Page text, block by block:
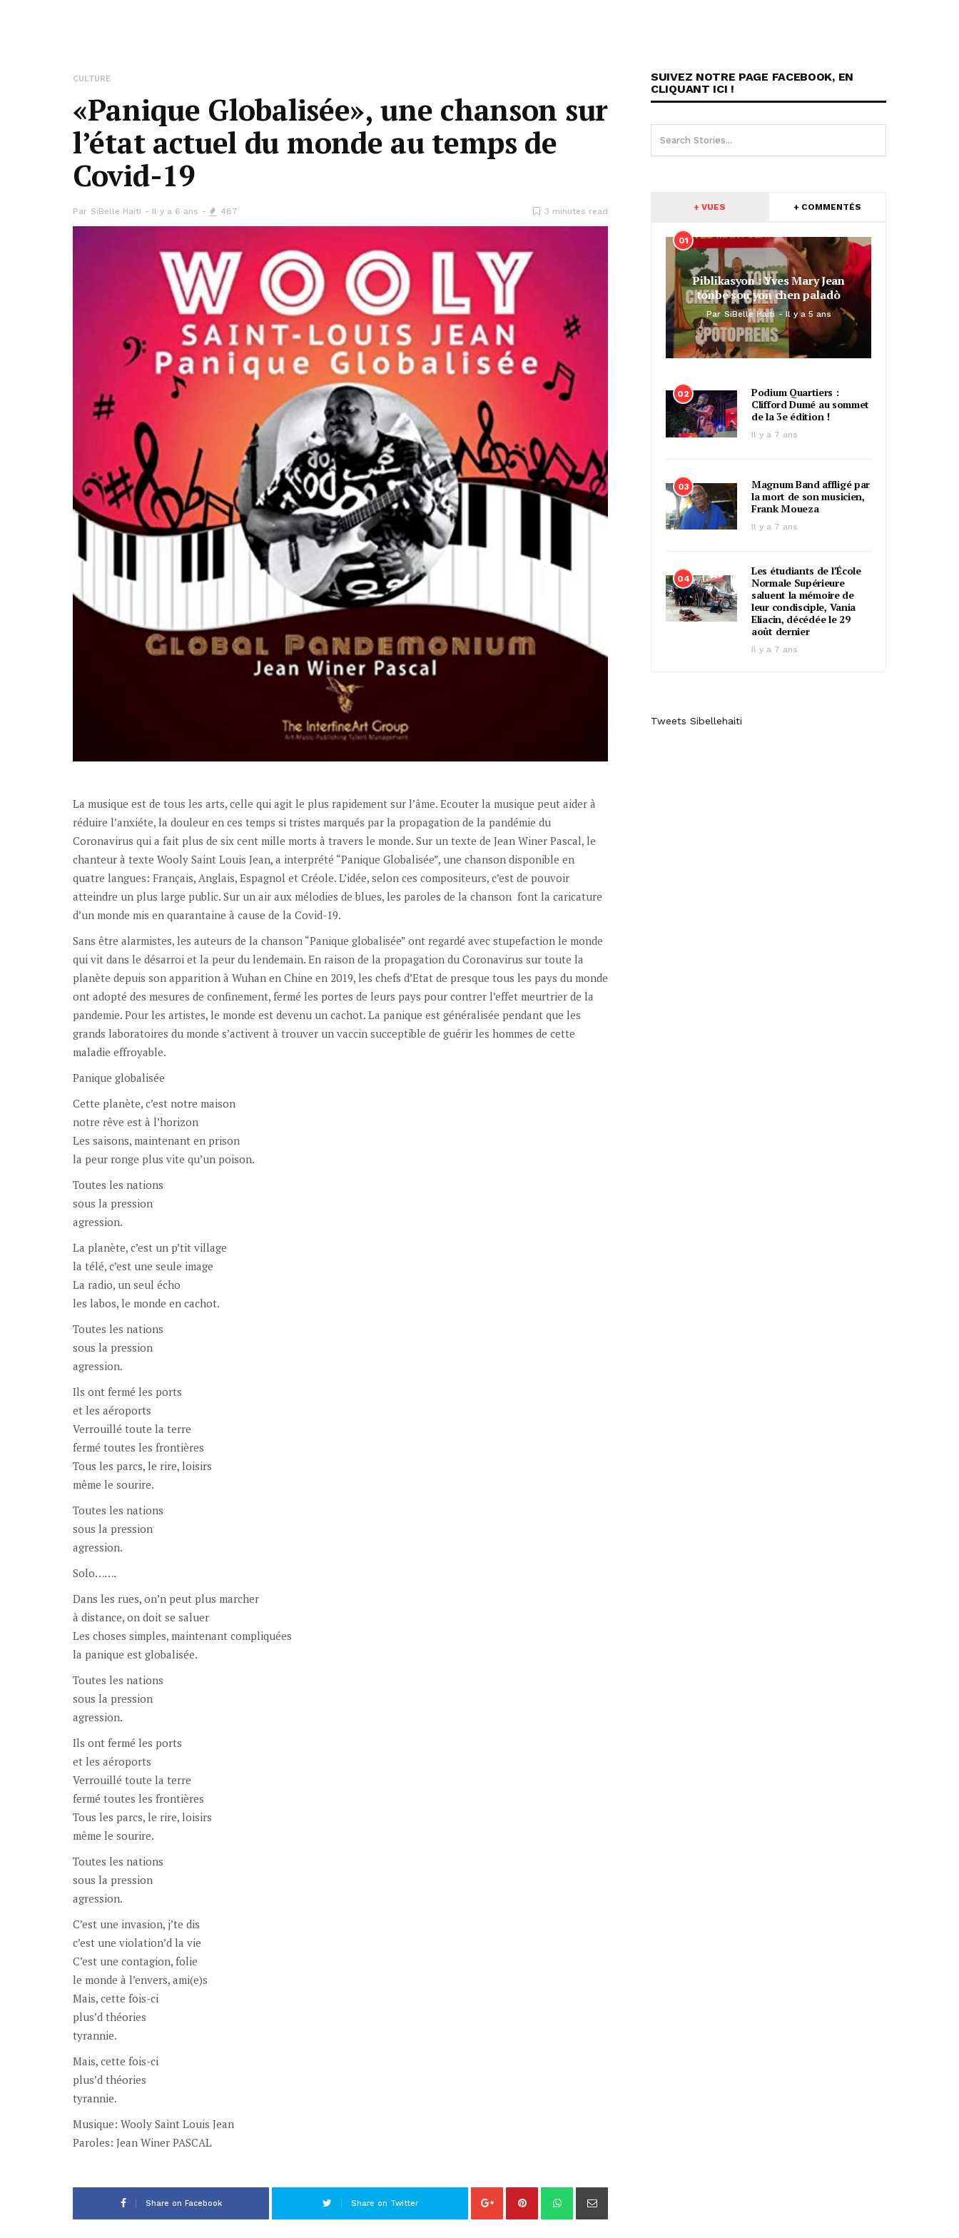
CULTURE
«Panique Globalisée», une chanson sur
l’état actuel du monde au temps de
Covid-19
Par SiBelle Haiti Il y a 6 ans 487 3 minutes read
La musique est de tous les arts, celle qui agit le plus rapidement sur l’âme. Ecouter la musique peut aider à
réduire l’anxiéte, la douleur en ces temps si tristes marqués par la propagation de la pandémie du
Coronavirus qui a fait plus de six cent mille morts à travers le monde. Sur un texte de Jean Winer Pascal, le
chanteur à texte Wooly Saint Louis Jean, a interprété “Panique Globalisée”, une chanson disponible en
quatre langues: Français, Anglais, Espagnol et Créole. L’idée, selon ces compositeurs, c’est de pouvoir
atteindre un plus large public. Sur un air aux mélodies de blues, les paroles de la chanson font la caricature
d’un monde mis en quarantaine à cause de la Covid-19.
Sans être alarmistes, les auteurs de la chanson “Panique globalisée” ont regardé avec stupefaction le monde
qui vit dans le désarroi et la peur du lendemain. En raison de la propagation du Coronavirus sur toute la
planète depuis son apparition à Wuhan en Chine en 2019, les chefs d’Etat de presque tous les pays du monde
ont adopté des mesures de confinement, fermé les portes de leurs pays pour contrer l’effet meurtrier de la
pandemie. Pour les artistes, le monde est devenu un cachot. La panique est généralisée pendant que les
grands laboratoires du monde s’activent à trouver un vaccin succeptible de guérir les hommes de cette
maladie effroyable.
Panique globalisée
Cette planète, c’est notre maison
notre rêve est à l’horizon
Les saisons, maintenant en prison
la peur ronge plus vite qu’un poison.
Toutes les nations
sous la pression
agression.
La planète, c’est un p’tit village
la télé, c’est une seule image
La radio, un seul écho
les labos, le monde en cachot.
Toutes les nations
sous la pression
agression.
Ils ont fermé les ports
et les aéroports
Verrouillé toute la terre
fermé toutes les frontières
Tous les parcs, le rire, loisirs
même le sourire.
Toutes les nations
sous la pression
agression.
Solo…….
Dans les rues, on’n peut plus marcher
à distance, on doit se saluer
Les choses simples, maintenant compliquées
la panique est globalisée.
Toutes les nations
sous la pression
agression.
Ils ont fermé les ports
et les aéroports
Verrouillé toute la terre
fermé toutes les frontières
Tous les parcs, le rire, loisirs
même le sourire.
Toutes les nations
sous la pression
agression.
C’est une invasion, j’te dis
c’est une violation’d la vie
C’est une contagion, folie
le monde à l’envers, ami(e)s
Mais, cette fois-ci
plus’d théories
tyrannie.
Mais, cette fois-ci
plus’d théories
tyrannie.
Musique: Wooly Saint Louis Jean
Paroles: Jean Winer PASCAL
Share on Facebook Share on Twitter
SUIVEZ NOTRE PAGE FACEBOOK, EN
CLIQUANT ICI !
+ VUES + COMMENTÉS
01
Piblikasyon : Yves Mary Jean
tonbe sou yon chen paladò
Par SiBelle Haiti Il y a 5 ans
02
Podium Quartiers :
Clifford Dumé au sommet
de la 3e édition !
Il y a 7 ans
03
Magnum Band affligé par
la mort de son musicien,
Frank Moueza
Il y a 7 ans
04
Les étudiants de l’École
Normale Supérieure
saluent la mémoire de
leur condisciple, Vania
Eliacin, décédée le 29
août dernier
Il y a 7 ans
Tweets Sibellehaiti